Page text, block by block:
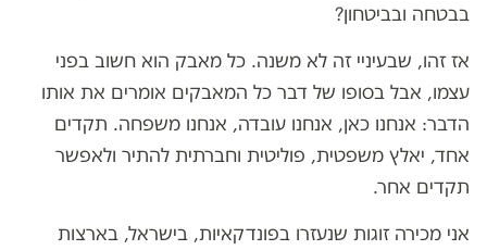
בבטחה ובביטחון?
אז זהו, שבעיניי זה לא משנה. כל מאבק הוא חשוב בפני
עצמו, אבל בסופו של דבר כל המאבקים אומרים את אותו
הדבר: אנחנו כאן, אנחנו עובדה, אנחנו משפחה. תקדים
אחד, יאלץ משפטית, פוליטית וחברתית להתיר ולאפשר
תקדים אחר.
אני מכירה זוגות שנעזרו בפונדקאיות, בישראל, בארצות